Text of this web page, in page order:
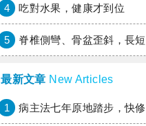
4 吃對水果，健康才到位
5 脊椎側彎、骨盆歪斜，長短腳惹的
最新文章 New Articles
1 病主法七年原地踏步，快修法讓病人自主決定